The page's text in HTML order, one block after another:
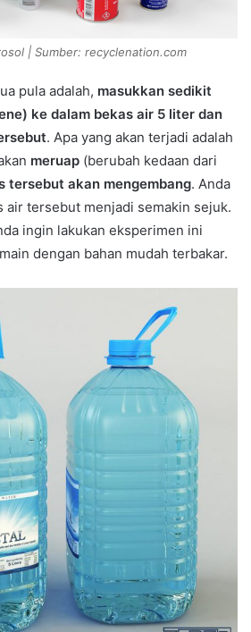
| Sumber: recyclenation.com
pula adalah, masukkan sedikit
ke dalam bekas air 5 liter dan
. Apa yang akan terjadi adalah
meruap (berubah kedaan dari
tersebut akan mengembang. Anda
air tersebut menjadi semakin sejuk.
ingin lakukan eksperimen ini
dengan bahan mudah terbakar.